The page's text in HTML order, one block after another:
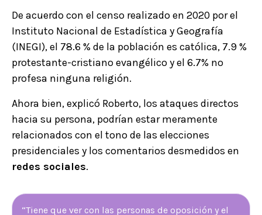
De acuerdo con el censo realizado en 2020 por el
Instituto Nacional de Estadística y Geografía
(INEGI), el 78.6 % de la población es católica, 7.9 %
protestante-cristiano evangélico y el 6.7% no
profesa ninguna religión.
Ahora bien, explicó Roberto, los ataques directos
hacia su persona, podrían estar meramente
relacionados con el tono de las elecciones
presidenciales y los comentarios desmedidos en
redes sociales.
“Tiene que ver con las personas de oposición y el